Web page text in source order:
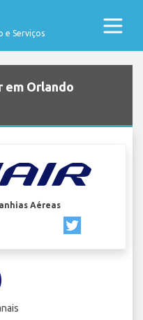
e Serviços
em Orlando
Aéreas